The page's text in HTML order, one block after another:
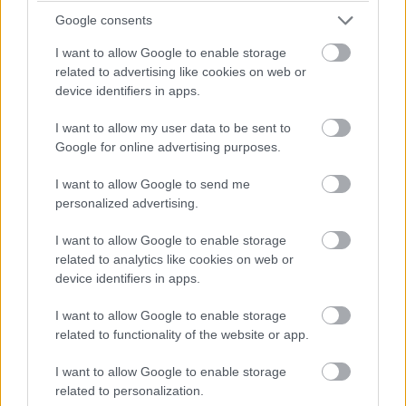
Google consents
I want to allow Google to enable storage
related to advertising like cookies on web or
device identifiers in apps.
I want to allow my user data to be sent to
Google for online advertising purposes.
I want to allow Google to send me
personalized advertising.
I want to allow Google to enable storage
related to analytics like cookies on web or
device identifiers in apps.
I want to allow Google to enable storage
related to functionality of the website or app.
I want to allow Google to enable storage
related to personalization.
Egy este, hét évvel azután, hogy megismertem Lawrence-et,
bevásárlással állítottam be hozzá. A tornácon találtam meg.
„Bevigyem ezeket?” kérdeztem.
„Egy perc múlva” felelte. „Ülj le, mielőtt eldőlsz.”
Leültem, inkább azért, mert észrevett, mint mert kedvem volt
„Ma van a válásom évfordulója” mondtam. „Azt hittem, majd
felszabadultnak érzem magam. De sokszor inkább csak
Lawrence a házam felé nézett. Madison kocsija ott állt a
felhajtón. Matthew a garázs előtti gyűrűn dobált kosarat,
fülében csak az egyik fülhallgatóval, és már majdnem